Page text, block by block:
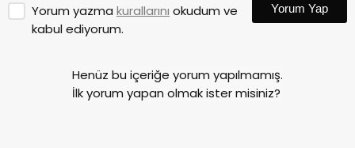
Yorum yazma kurallarını okudum ve
kabul ediyorum.
Yorum Yap
Henüz bu içeriğe yorum yapılmamış.
İlk yorum yapan olmak ister misiniz?